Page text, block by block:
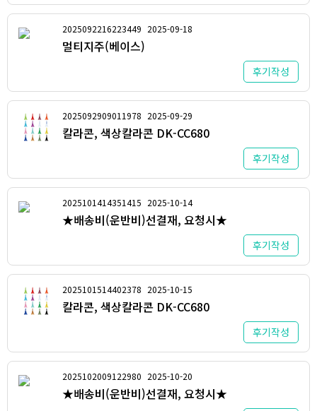
2025092216223449 2025-09-18
멀티지주(베이스)
후기작성
2025092909011978 2025-09-29
칼라콘, 색상칼라콘 DK-CC680
후기작성
2025101414351415 2025-10-14
★배송비(운반비)선결재, 요청시★
후기작성
2025101514402378 2025-10-15
칼라콘, 색상칼라콘 DK-CC680
후기작성
2025102009122980 2025-10-20
★배송비(운반비)선결재, 요청시★